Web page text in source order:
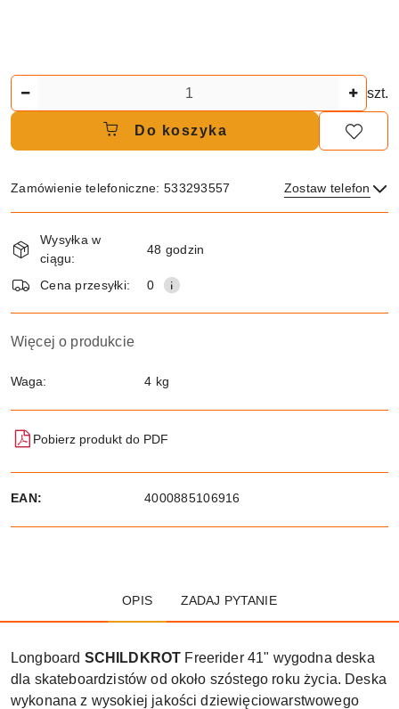
szt.
Do koszyka
Zamówienie telefoniczne: 533293557 Zostaw telefon
i
dostawa
Wysyłka w
ciągu:
48 godzin
Cena przesyłki: 0
Więcej o produkcie
Waga: 4 kg
Pobierz produkt do PDF
EAN: 4000885106916
OPIS ZADAJ PYTANIE
Longboard SCHILDKROT Freerider 41" wygodna deska
dla skateboardzistów od około szóstego roku życia. Deska
wykonana z wysokiej jakości dziewięciowarstwowego